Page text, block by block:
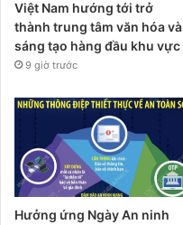
Việt Nam hướng tới trở
thành trung tâm văn hóa và
sáng tạo hàng đầu khu vực
9 giờ trước
Hưởng ứng Ngày An ninh